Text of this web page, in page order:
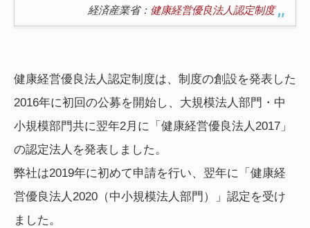
経済産業省： 健康経営優良法人認定制度
健康経営優良法人認定制度は、制度の創設を発表した
2016年に初回の公募を開始し、大規模法人部門・中
小規模部門共に翌年2月に「健康経営優良法人2017」
の認定法人を発表しました。
弊社は2019年に初めて申請を行い、翌年に「健康経
営優良法人2020（中小規模法人部門）」認定を受け
ました。